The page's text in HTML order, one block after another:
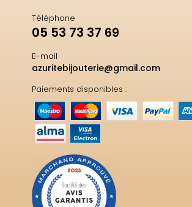
Téléphone
05 53 73 37 69
E-mail
azuritebijouterie@gmail.com
Paiements disponibles :